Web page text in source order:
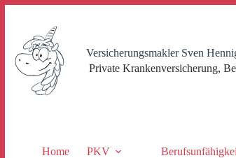
springen
Versicherungsmakler Sven
Private Krankenversicherung,
Home PKV